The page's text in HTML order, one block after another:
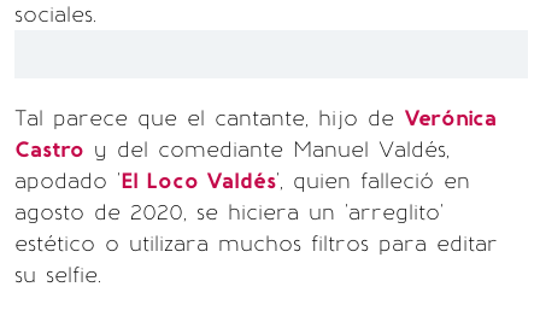
sociales.
Tal parece que el cantante, hijo de Verónica
Castro y del comediante Manuel Valdés,
apodado 'El Loco Valdés', quien falleció en
agosto de 2020, se hiciera un 'arreglito'
estético o utilizara muchos filtros para editar
su selfie.